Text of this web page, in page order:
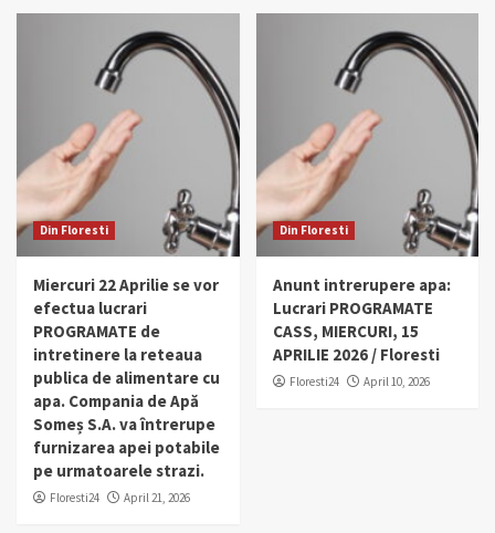
Din Floresti
Miercuri 22 Aprilie se vor
efectua lucrari
PROGRAMATE de
intretinere la reteaua
publica de alimentare cu
apa. Compania de Apă
Someș S.A. va întrerupe
furnizarea apei potabile
pe urmatoarele strazi.
Floresti24 April 21, 2026
Din Floresti
Anunt intrerupere apa:
Lucrari PROGRAMATE
CASS, MIERCURI, 15
APRILIE 2026 / Floresti
Floresti24 April 10, 2026